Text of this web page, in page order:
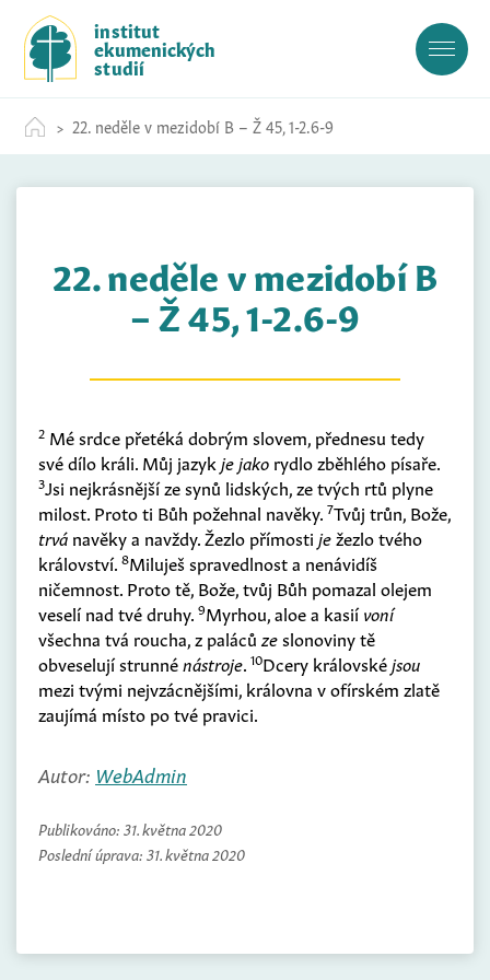
c
institut
ekumenických
studií
22. neděle v mezidobí B – Ž 45, 1-2.6-9
22. neděle v mezidobí B
– Ž 45, 1-2.6-9
2 Mé srdce přetéká dobrým slovem, přednesu tedy
své dílo králi. Můj jazyk je jako rydlo zběhlého písaře.
3Jsi nejkrásnější ze synů lidských, ze tvých rtů plyne
milost. Proto ti Bůh požehnal navěky. 7Tvůj trůn, Bože,
trvá navěky a navždy. Žezlo přímosti ježezlo tvého
království. 8Miluješ spravedlnost a nenávidíš
ničemnost. Proto tě, Bože, tvůj Bůh pomazal olejem
veselí nad tvé druhy. 9Myrhou, aloe a kasiívoní
všechna tvá roucha, z paláců zeslonoviny tě
obveselují strunnénástroje. 10Dcery královskéjsou
mezi tvými nejvzácnějšími, královna v ofírském zlatě
zaujímá místo po tvé pravici.
Autor: WebAdmin
Publikováno: 31. května 2020
Poslední úprava: 31. května 2020